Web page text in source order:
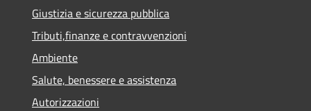
Giustizia e sicurezza pubblica
Tributi,finanze e contravvenzioni
Ambiente
Salute, benessere e assistenza
Autorizzazioni